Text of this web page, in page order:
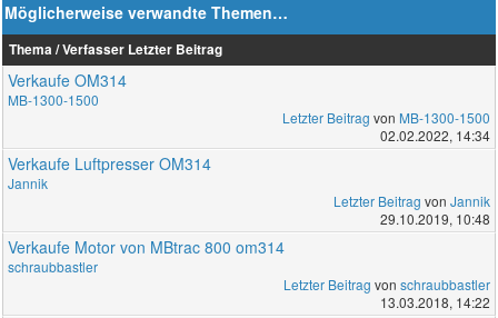
Möglicherweise verwandte Themen…
Thema / Verfasser Letzter Beitrag
Verkaufe OM314
MB-1300-1500
Letzter Beitrag von MB-1300-1500
02.02.2022, 14:34
Verkaufe Luftpresser OM314
Jannik
Letzter Beitrag von Jannik
29.10.2019, 10:48
Verkaufe Motor von MBtrac 800 om314
schraubbastler
Letzter Beitrag von schraubbastler
13.03.2018, 14:22